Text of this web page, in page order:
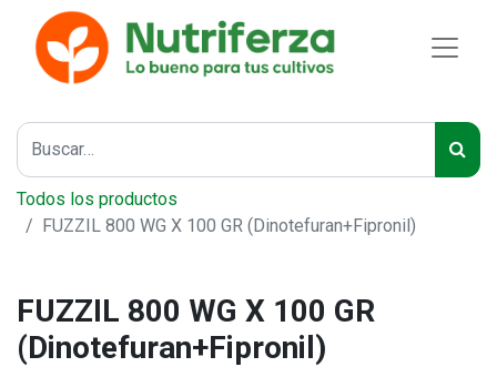
Todos los productos
FUZZIL 800 WG X 100 GR (Dinotefuran+Fipronil)
FUZZIL 800 WG X 100 GR
(Dinotefuran+Fipronil)